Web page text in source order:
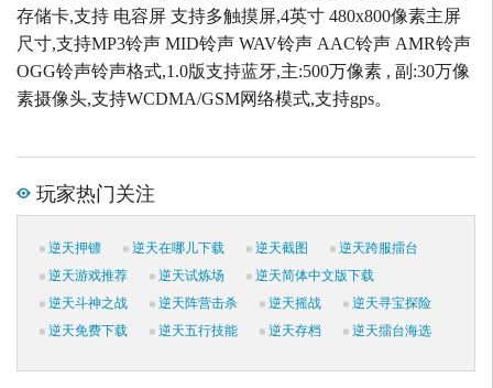
存储卡,支持 电容屏 支持多触摸屏,4英寸 480x800像素主屏
尺寸,支持MP3铃声 MID铃声 WAV铃声 AAC铃声 AMR铃声
OGG铃声铃声格式,1.0版支持蓝牙,主:500万像素 , 副:30万像
素摄像头,支持WCDMA/GSM网络模式,支持gps。
玩家热门关注
逆天押镖 逆天在哪儿下载 逆天截图
逆天跨服擂台
逆天游戏推荐
逆天试炼场
逆天简体中文版下载
逆天斗神之战
逆天阵营击杀 逆天摇战
逆天寻宝探险
逆天免费下载
逆天五行技能 逆天存档 逆天擂台海选